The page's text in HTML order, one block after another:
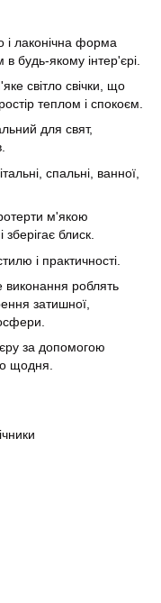
і лаконічна форма
будь-якому інтер'єрі.
світло свічки, що
теплом і спокоєм.
для свят,
спальні, ванної,
м'якою
блиск.
і практичності.
роблять
затишної,
за допомогою
щодня.